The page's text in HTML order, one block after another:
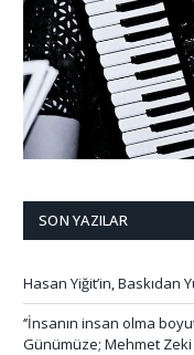
SON YAZILAR
Hasan Yiğit’in,
‘’İnsanın insan olma
Günümüze; Mehmet